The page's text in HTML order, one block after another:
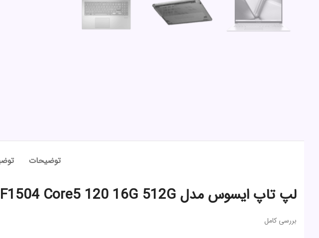
توضیحات
لپ تاپ ایسوس مدل Vivobook F1504 Core5 120 16G 512G
بررسی کامل